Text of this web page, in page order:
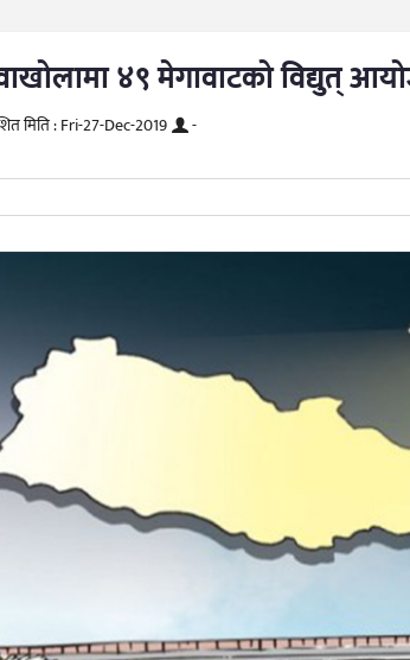
४९ मेगावाटको विद्युत्
मिति :Fri-27-Dec-2019 -